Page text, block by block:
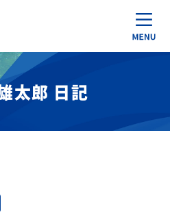
太郎 日記